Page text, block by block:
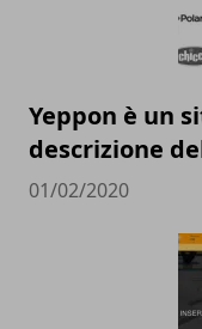
Yeppon è un
descrizione
01/02/2020